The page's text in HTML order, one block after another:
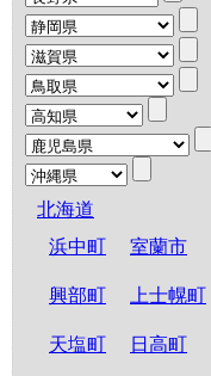
北海道
浜中町
室蘭市
興部町 上士幌町
天塩町 日高町